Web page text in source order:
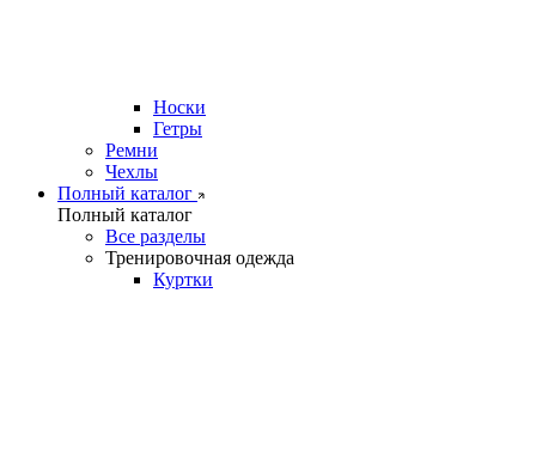
Носки
Гетры
Ремни
Чехлы
Полный каталог
Полный каталог
Все разделы
Тренировочная одежда
Куртки